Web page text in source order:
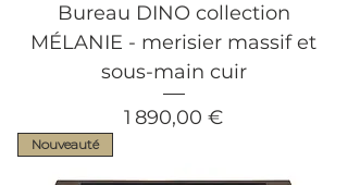
Bureau DINO collection
MÉLANIE - merisier massif et
sous-main cuir
Prix
1 890,00 €
Nouveauté